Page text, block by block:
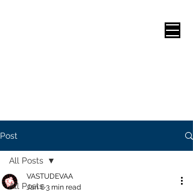
Post
All Posts
All Posts
VASTUDEVAA
Jan 63 min read